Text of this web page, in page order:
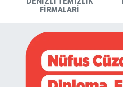
FIRMALARI